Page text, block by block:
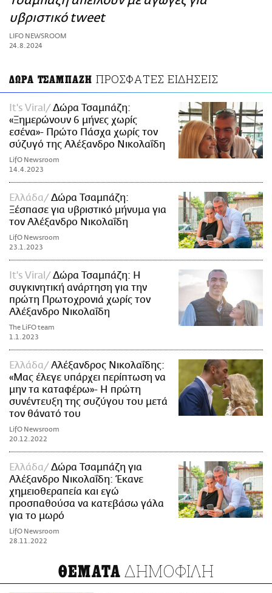
ΑΜΠΑ
PRINT
υβριστικό tweet
LIFO NEWSROOM
24.8.2024
ΔΩΡΑ ΤΣΑΜΠΑΖΗ ΠΡΟΣΦΑΤΕΣ ΕΙΔΗΣΕΙΣ
It's Viral
Δώρα Τσαμπάζη:
«Ξημερώνουν 6 μήνες χωρίς
εσένα»- Πρώτο Πάσχα χωρίς τον
σύζυγό της Αλέξανδρο Νικολαΐδη
LifO Newsroom
14.4.2023
Ελλάδα
Δώρα Τσαμπάζη:
Ξέσπασε για υβριστικό μήνυμα για
τον Αλέξανδρο Νικολαΐδη
LifO Newsroom
23.1.2023
It's Viral
Δώρα Τσαμπάζη: Η
συγκινητική ανάρτηση για την
πρώτη Πρωτοχρονιά χωρίς τον
Αλέξανδρο Νικολαΐδη
The LiFO team
1.1.2023
Ελλάδα
Αλέξανδρος Νικολαΐδης:
«Μας έλεγε υπάρχει περίπτωση να
μην τα καταφέρω»- Η πρώτη
συνέντευξη της συζύγου του μετά
τον θάνατό του
LifO Newsroom
20.12.2022
Ελλάδα
Δώρα Τσαμπάζη για
Αλέξανδρο Νικολαΐδη: Έκανε
χημειοθεραπεία και εγώ
προσπαθούσα να κατεβάσω γάλα
για το μωρό
LifO Newsroom
28.11.2022
ΘΕΜΑΤΑ ΔΗΜΟΦΙΛΗ